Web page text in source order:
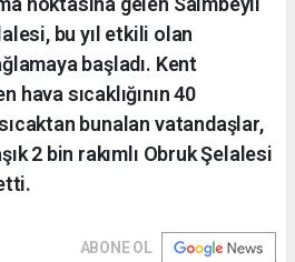
bu yıl etkili olan
başladı. Kent
sıcaklığının 40
bunalan vatandaşlar,
2 bin rakımlı Obruk Şelalesi
ABONE OL